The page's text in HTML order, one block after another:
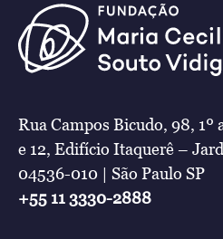
Rua Campos Bicudo, 98, 1º
e 12, Edifício Itaquerê –
04536-010 | São Paulo SP
+55 11 3330-2888